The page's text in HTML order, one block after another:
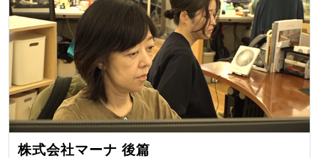
株式会社マーナ 後篇